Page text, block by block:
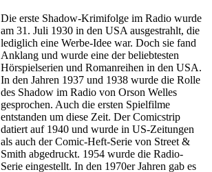
Die erste Shadow-Krimifolge im Radio wurde
am 31. Juli 1930 in den USA ausgestrahlt, die
lediglich eine Werbe-Idee war. Doch sie fand
Anklang und wurde eine der beliebtesten
Hörspielserien und Romanreihen in den USA.
In den Jahren 1937 und 1938 wurde die Rolle
des Shadow im Radio von Orson Welles
gesprochen. Auch die ersten Spielfilme
entstanden um diese Zeit. Der Comicstrip
datiert auf 1940 und wurde in US-Zeitungen
als auch der Comic-Heft-Serie von Street &
Smith abgedruckt. 1954 wurde die Radio-
Serie eingestellt. In den 1970er Jahren gab es